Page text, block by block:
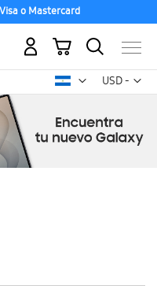
o Mastercard
USD -
dólar
Mi carrito